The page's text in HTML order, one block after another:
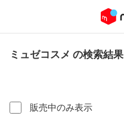
ミュゼコスメ の検索結果
販売中のみ表示